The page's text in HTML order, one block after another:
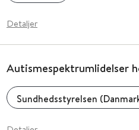
Detaljer
Autismespektrumlidelser
Sundhedsstyrelsen